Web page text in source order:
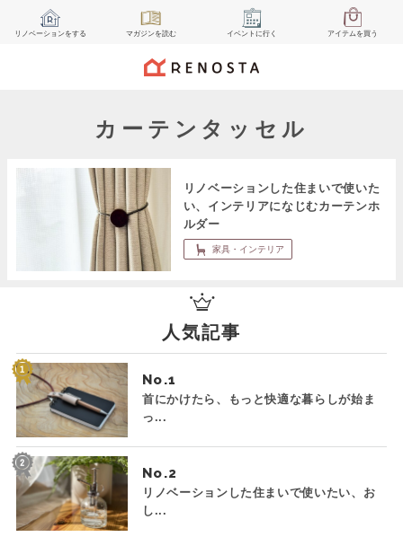
リノベーションをする マガジンを読む イベント に行く アイテムを買う
カーテンタッセル
リノベーションした住まいで使いた
い、インテリアになじむカーテンホ
ルダー
家具・インテリア
人気記事
No.
首にかけたら、もっと快適な暮らしが始ま
っ...
No.
リノベーションした住まいで使いたい、お
し...